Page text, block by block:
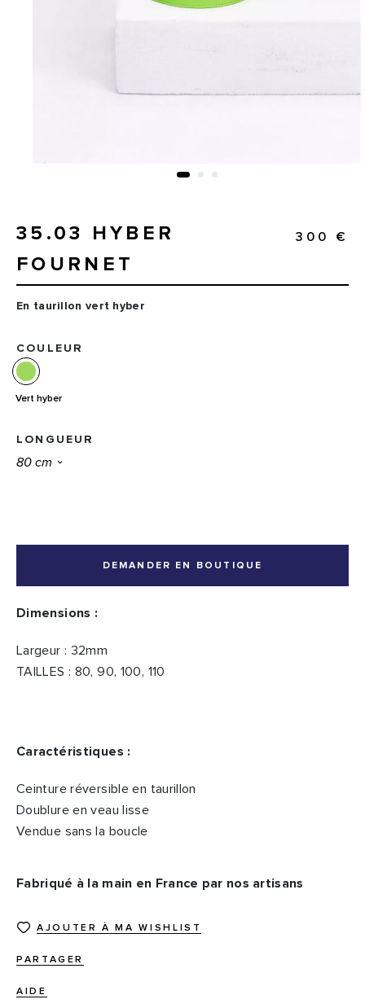
35.03 HYBER
FOURNET
300 €
En taurillon vert hyber
COULEUR
Vert hyber
LONGUEUR
DEMANDER EN BOUTIQUE
Dimensions :
Largeur : 32mm
TAILLES : 80, 90, 100, 110
Caractéristiques :
Ceinture réversible en taurillon
Doublure en veau lisse
Vendue sans la boucle
Fabriqué à la main en France par nos artisans
AJOUTER À MA WISHLIST
PARTAGER
AIDE